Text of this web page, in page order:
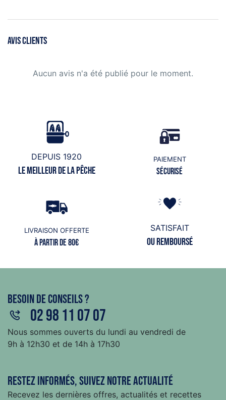
AVIS CLIENTS
Aucun avis n'a été publié pour le moment.
DEPUIS 1920
Le meilleur de la pêche
PAIEMENT
Sécurisé
LIVRAISON OFFERTE
à partir de 80€
SATISFAIT
ou remboursé
Besoin de conseils ?
02 98 11 07 07
Nous sommes ouverts du lundi au vendredi de
9h à 12h30 et de 14h à 17h30
Restez informés, suivez notre actualité
Recevez les dernières offres, actualités et recettes